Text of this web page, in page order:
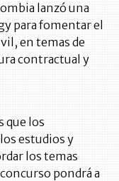
lanzó una
para fomentar el
en temas de
contractual y
que los
estudios y
los temas
pondrá a